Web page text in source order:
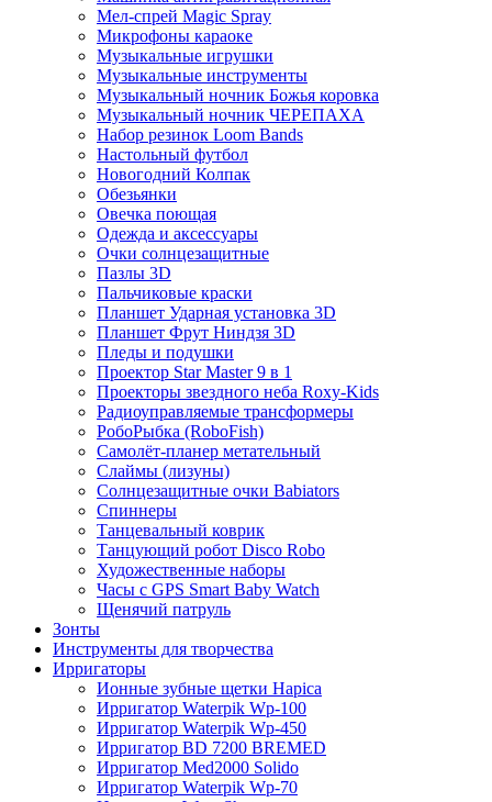
Мел-спрей Magic Spray
Микрофоны караоке
Музыкальные игрушки
Музыкальные инструменты
Музыкальный ночник Божья коровка
Музыкальный ночник ЧЕРЕПАХА
Набор резинок Loom Bands
Настольный футбол
Новогодний Колпак
Обезьянки
Овечка поющая
Одежда и аксессуары
Очки солнцезащитные
Пазлы 3D
Пальчиковые краски
Планшет Ударная установка 3D
Планшет Фрут Ниндзя 3D
Пледы и подушки
Проектор Star Master 9 в 1
Проекторы звездного неба Roxy-Kids
Радиоуправляемые трансформеры
РобоРыбка (RoboFish)
Самолёт-планер метательный
Слаймы (лизуны)
Солнцезащитные очки Babiators
Спиннеры
Танцевальный коврик
Танцующий робот Disco Robo
Художественные наборы
Часы с GPS Smart Baby Watch
Щенячий патруль
Зонты
Инструменты для творчества
Ирригаторы
Ионные зубные щетки Hapica
Ирригатор Waterpik Wp-100
Ирригатор Waterpik Wp-450
Ирригатор BD 7200 BREMED
Ирригатор Med2000 Solido
Ирригатор Waterpik Wp-70